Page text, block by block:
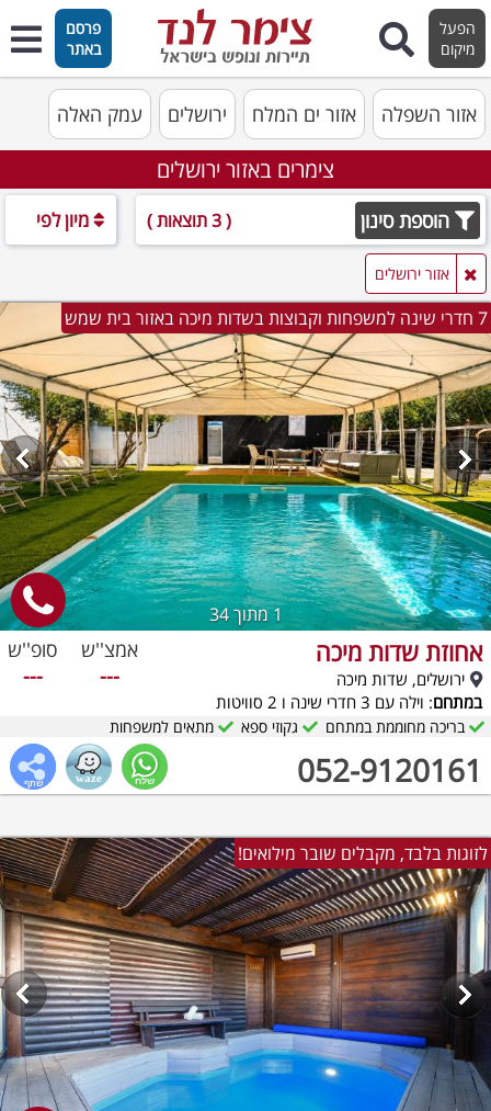
הפעל
מיקום
פרסם
באתר
אזור השפלה אזור ים המלח ירושלים עמק האלה
צימרים באזור ירושלים
הוספת סינון ( 3 תוצאות ) מיון לפי
אזור ירושלים
7 חדרי שינה למשפחות וקבוצות בשדות מיכה באזור בית שמש
1מתוך 34
אחוזת שדות מיכה
ירושלים, שדות מיכה
במתחם: וילה עם 3 חדרי שינה ו 2 סוויטות
052-9120161
אמצ''ש
---
סופ''ש
---
בריכה מחוממת במתחם גקוזי ספא מתאים למשפחות
לזוגות בלבד, מקבלים שובר מילואים!